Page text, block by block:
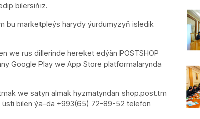
bilersiňiz.
bu marketpleýs harydy ýurdumyzyň isledik
we rus dillerinde hereket edýän POSTSHOP
Google Play we App Store platformalarynda
we satyn almak hyzmatyndan shop.post.tm
üsti bilen ýa-da +993(65) 72-89-52 telefon